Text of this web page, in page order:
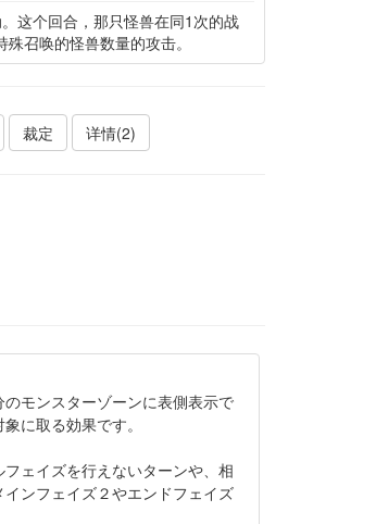
这个回合，那只怪兽在同1次的战
召唤的怪兽数量的攻击。
裁定 详情(2)
モンスターゾーンに表側表示で
に取る効果です。
ェイズを行えないターンや、相
ンフェイズ２やエンドフェイズ